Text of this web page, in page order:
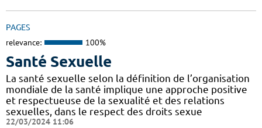
PAGES
relevance: 100%
Santé Sexuelle
La santé sexuelle selon la définition de l’organisation
mondiale de la santé implique une approche positive
et respectueuse de la sexualité et des relations
sexuelles, dans le respect des droits sexue
22/03/2024 11:06